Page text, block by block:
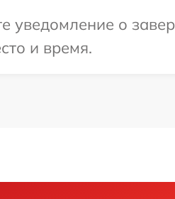
уведомление о
и время.